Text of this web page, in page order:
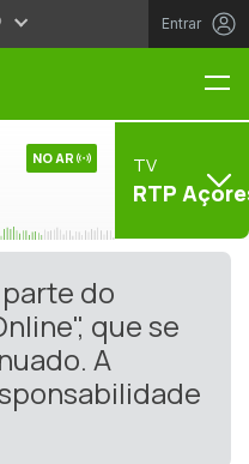
Entrar
NO AR TV
RTP
do
que se
A